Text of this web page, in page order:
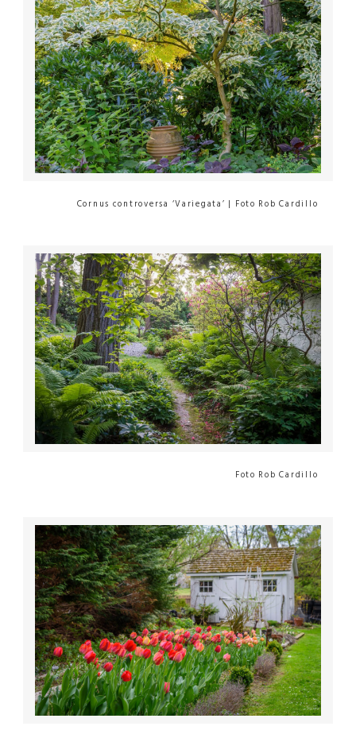
Cornus controversa ‘Variegata’ | Foto Rob Cardillo
Foto Rob Cardillo